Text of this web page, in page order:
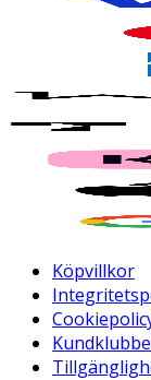
Köpvillkor